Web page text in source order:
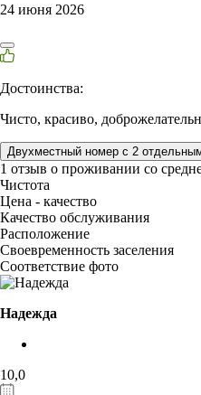
24 июня 2026
Достоинства:
Чисто, красиво,
Двухместный номер с 2
1 отзыв о проживании со
Чистота
Цена - качество
Качество обслуживания
Расположение
Своевременность заселения
Соответствие фото
Надежда
10,0